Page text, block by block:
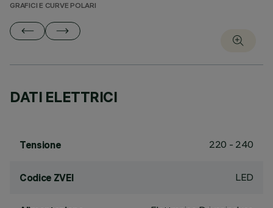
GRAFICI E CURVE POLARI
DATI ELETTRICI
Tensione 220 - 240
Codice ZVEI LED